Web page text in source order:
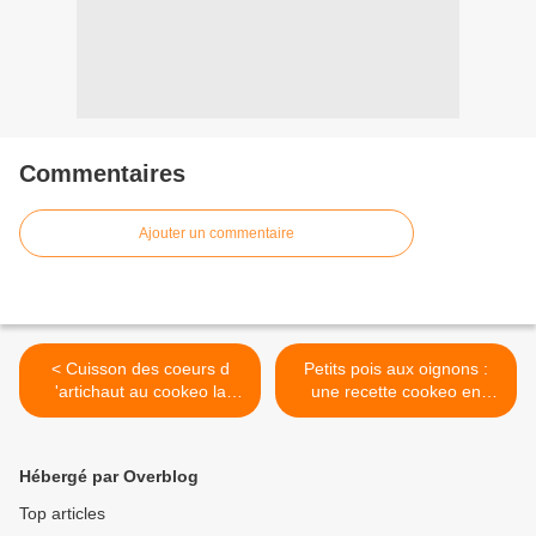
Commentaires
Ajouter un commentaire
< Cuisson des coeurs d
'artichaut au cookeo la
video
Petits pois aux oignons :
une recette cookeo en
vidéo >
Hébergé par Overblog
Top articles